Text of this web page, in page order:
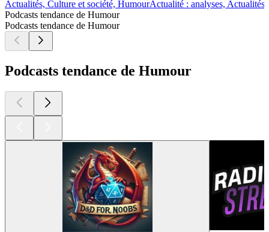
Actualités, Culture et société, HumourActualité : analyses,
Podcasts tendance de Humour
Podcasts tendance de Humour
Podcasts tendance de Humour